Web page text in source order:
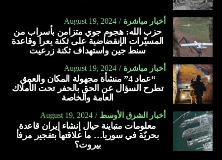
يقلّل النزيف.
يحمي من فقر الدم خلال الحمل.
ينظّم مستوى ضغط الدم.
يعمل على تبطين المعدة.
يحمي من الإصابة بارتجاع المريء.
يعمل على تقوية جهاز المناعة.
يقلل من الإصابة بالالتهابات.
يخفف من أعراض البرد والإنفلونزا والسعال.
يساعد على ترطيب الحلق.
أخبار مباشرة August 19, 2024
حزب الله: هجوم جوي متزامن بأسراب من
المسيّرات الإنقضاضية على ثكنة يعرا وقاعدة
سنط جين واستهداف ثكنة زرعيت
أخبار مباشرة August 19, 2024
“عماد 4” منشأة مجهولة المكان والعمق
تطرح السؤال عن الحق بالحفر تحت الأملاك
العامة والخاصة
أخبار الشرق الأوسط August 19, 2024
معلومات متباينة حيال إنشاء إيران قاعدة
بحريّة في سوريا… ما علاقتها بتفجير مرفأ
بيروت؟